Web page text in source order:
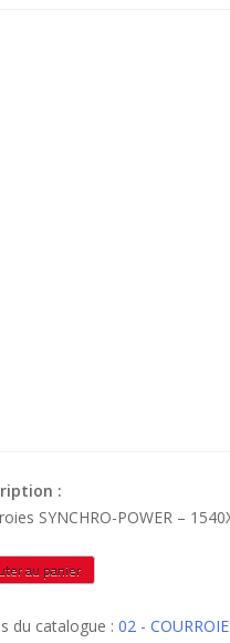
:
Courroies
au panier
du catalogue : 02 -